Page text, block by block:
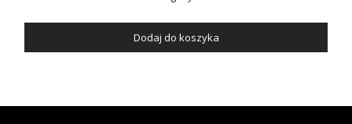
Dodaj do koszyka